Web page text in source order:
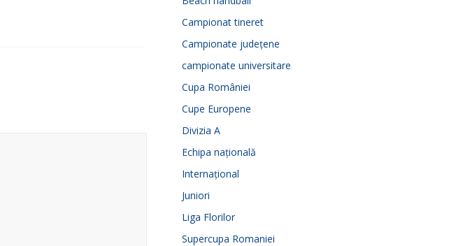
Campionat tineret
Campionate județene
campionate universitare
Cupa României
Cupe Europene
Divizia A
Echipa națională
Internațional
Juniori
Liga Florilor
Supercupa Romaniei